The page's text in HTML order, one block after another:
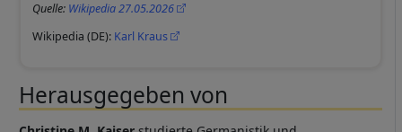
Quelle: Wikipedia 27.05.2026
Wikipedia (DE): Karl Kraus
Herausgegeben von